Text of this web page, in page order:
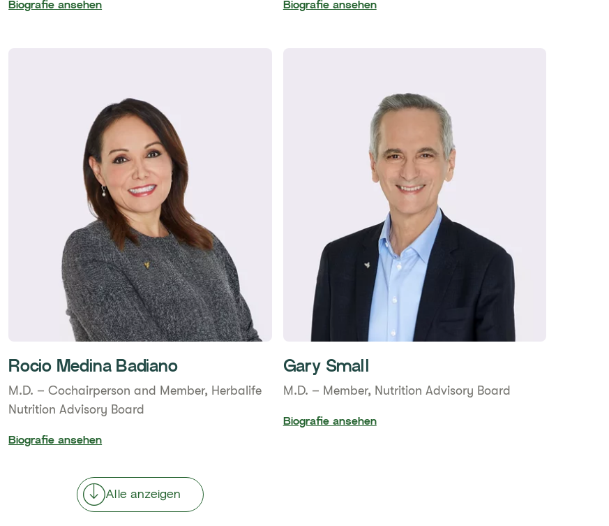
Biografie ansehen Biografie ansehen
Rocio Medina Badiano
M.D. – Cochairperson and Member, Herbalife
Nutrition Advisory Board
Biografie ansehen
Gary Small
M.D. – Member, Nutrition Advisory Board
Biografie ansehen
Alle anzeigen